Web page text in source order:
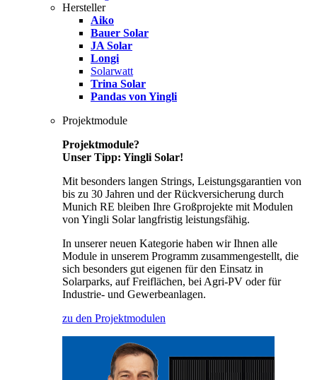
Hersteller
Aiko
Bauer Solar
JA Solar
Longi
Solarwatt
Trina Solar
Pandas von Yingli
Projektmodule
Projektmodule?
Unser Tipp: Yingli Solar!
Mit besonders langen Strings, Leistungsgarantien von
bis zu 30 Jahren und der Rückversicherung durch
Munich RE bleiben Ihre Großprojekte mit Modulen
von Yingli Solar langfristig leistungsfähig.
In unserer neuen Kategorie haben wir Ihnen alle
Module in unserem Programm zusammengestellt, die
sich besonders gut eigenen für den Einsatz in
Solarparks, auf Freiflächen, bei Agri-PV oder für
Industrie- und Gewerbeanlagen.
zu den Projektmodulen